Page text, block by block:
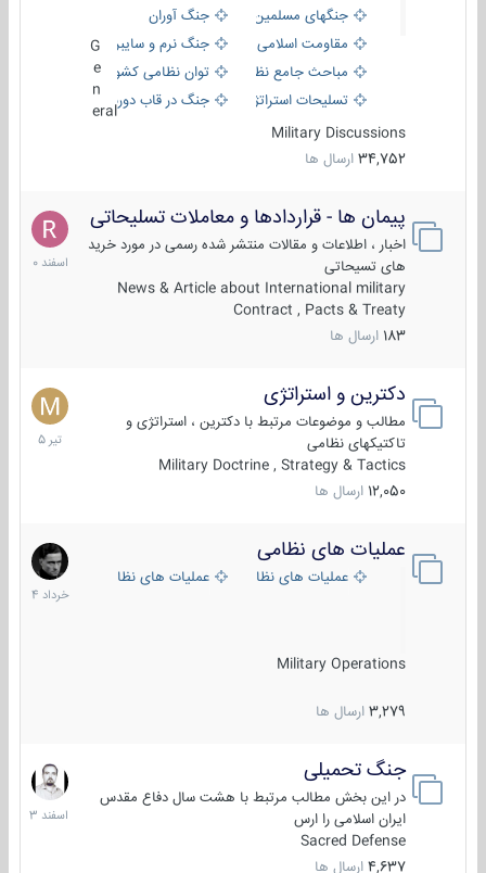
جنگهای مسلمین
جنگ آوران
مقاومت اسلامی
جنگ نرم و سایبری
مباحث جامع نظامی
توان نظامی کشورها
تسلیحات استراتژیک
جنگ در قاب دوربین
eral
Military Discussions
34,752 ارسال ها
پیمان ها - قراردادها و معاملات تسلیحاتی
اخبار ، اطلاعات و مقالات منتشر شده رسمی در مورد خرید
های تسیحاتی
News & Article about International military
Contract , Pacts & Treaty
183 ارسال ها
7
اسفند
1400
دکترین و استراتژی
مطالب و موضوعات مرتبط با دکترین ، استراتژی و
تاکتیکهای نظامی
Military Doctrine , Strategy & Tactics
12,050 ارسال ها
27
تیر
1405
عملیات های نظامی
عملیات های نظامی ایرانعملیات های نظامی خارجی
Military Operations
3,279 ارسال ها
5
خرداد
1404
جنگ تحمیلی
در این بخش مطالب مرتبط با هشت سال دفاع مقدس
ایران اسلامی را ارس
Sacred Defense
4,637 ارسال ها
20
اسفند
1403